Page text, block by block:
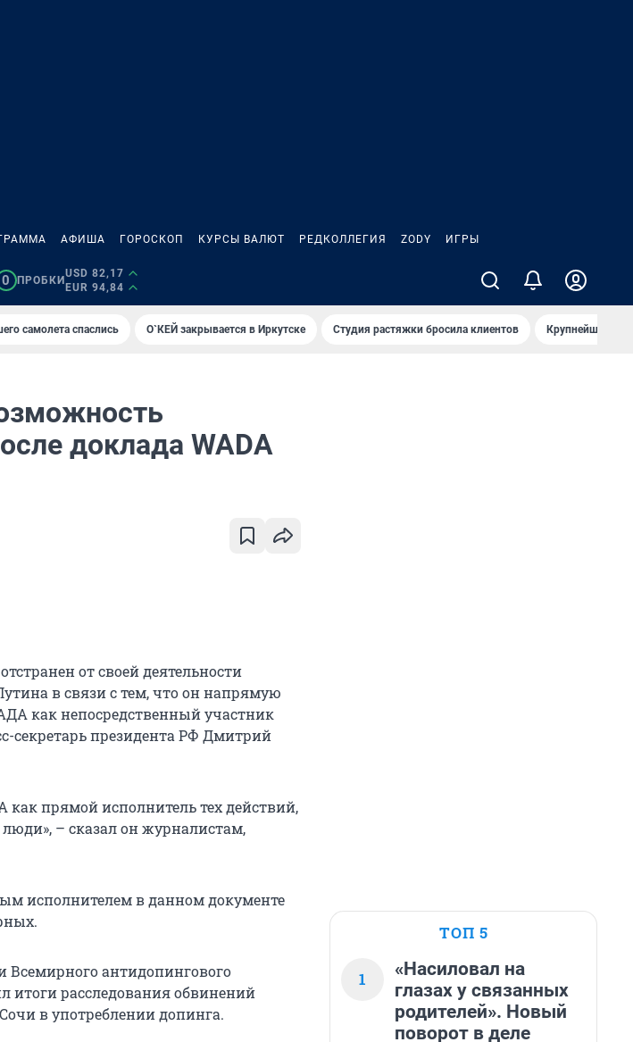
АФИША ГОРОСКОП КУРСЫ ВАЛЮТ РЕДКОЛЛЕГИЯ ZODY ИГРЫ
0 ПРОБКИ
USD 82,17
EUR 94,84
самолета спаслись О`КЕЙ закрывается в Иркутске Студия растяжки бросила клиентов Крупнейшие
доклада WADA
от своей деятельности
в связи с тем, что он напрямую
как непосредственный участник
секретарь президента РФ Дмитрий
прямой исполнитель тех действий,
– сказал он журналистам,
исполнителем в данном документе
Всемирного антидопингового
итоги расследования обвинений
в употреблении допинга.
ТОП 5
1
«Насиловал на
глазах у связанных
родителей». Новый
поворот в деле